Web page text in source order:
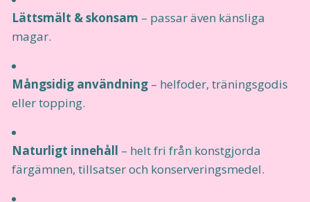
Lättsmält & skonsam – passar även känsliga
magar.
Mångsidig användning – helfoder, träningsgodis
eller topping.
Naturligt innehåll – helt fri från konstgjorda
färgämnen, tillsatser och konserveringsmedel.